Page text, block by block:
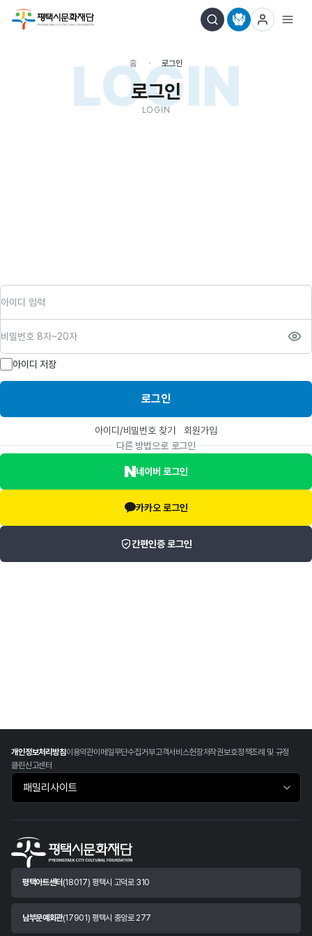
LOGIN
홈 로그인
로그인
LOGIN
아이디 저장
로그인
아이디/비밀번호 찾기
회원가입
다른 방법으로 로그인
네이버 로그인
카카오 로그인
간편인증 로그인
개인정보처리방침이용약관이메일무단수집거부고객서비스헌장저작권보호정책조례 및 규정
클린신고센터
패밀리사이트 바로가기
평택아트센터 (18017) 평택시 고덕로 310
남부문예회관(17901) 평택시 중앙로 277